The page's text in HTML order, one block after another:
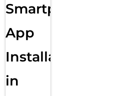
Smartphone
App
Installation
in